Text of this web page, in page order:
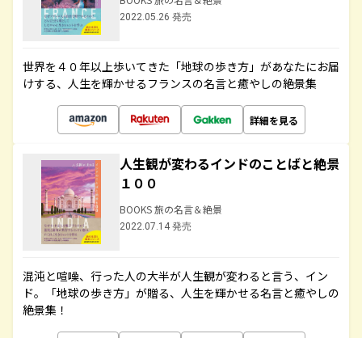
2022.05.26 発売
世界を４０年以上歩いてきた「地球の歩き方」があなたにお届
けする、人生を輝かせるフランスの名言と癒やしの絶景集
詳細を見る
人生観が変わるインドのことばと絶景
１００
BOOKS 旅の名言＆絶景
2022.07.14 発売
混沌と喧噪、行った人の大半が人生観が変わると言う、イン
ド。「地球の歩き方」が贈る、人生を輝かせる名言と癒やしの
絶景集！